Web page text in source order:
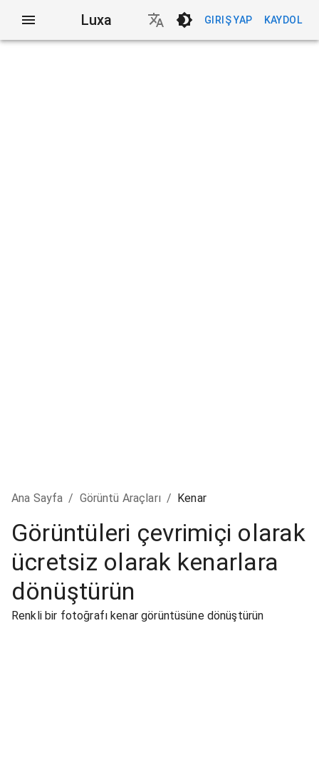
Luxa GIRIŞ YAP KAYDOL
Ana Sayfa / Görüntü Araçları / Kenar
Görüntüleri çevrimiçi olarak
ücretsiz olarak kenarlara
dönüştürün
Renkli bir fotoğrafı kenar görüntüsüne dönüştürün